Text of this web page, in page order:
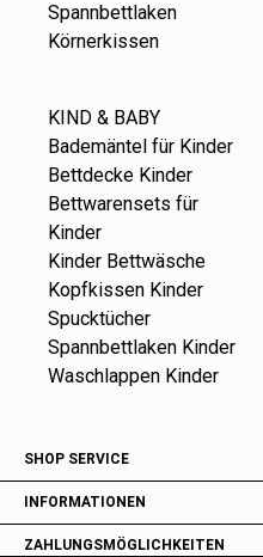
Spannbettlaken
Körnerkissen
KIND & BABY
Bademäntel für Kinder
Bettdecke Kinder
Bettwarensets für
Kinder
Kinder Bettwäsche
Kopfkissen Kinder
Spucktücher
Spannbettlaken Kinder
Waschlappen Kinder
SHOP SERVICE
INFORMATIONEN
ZAHLUNGSMÖGLICHKEITEN